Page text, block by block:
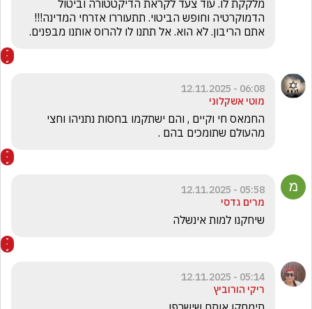
אתם הריבון. לא הוא. אל תתנו לו להרוס אותנו מבפנים.
06:08 - 12.11.2025
מוטי אשקלוני
מהעולם שתומכים בהם .
05:58 - 12.11.2025
מרים גדסי
שיחקנו למות אינשלה
05:14 - 12.11.2025
ריקי הורוביץ